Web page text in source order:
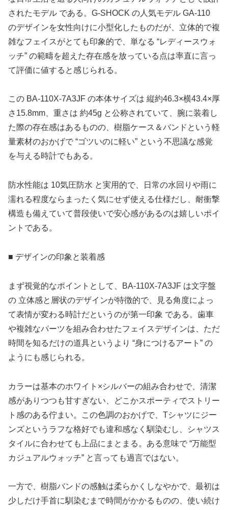
されたモデル である。G‑SHOCK の人気モデル GA‑110
のデザインを女性向けに小型化したものだが、立体的で複
雑なフェイスがとても印象的で、単なる “レディースウォ
ッチ” の範疇を超えた存在感を放っている点は率直に言っ
て評価に値すると感じられる。
この BA‑110X‑7A3JF の本体サイズは 縦約46.3×横43.4×厚
さ15.8mm、重さは 約45g と公称されていて、腕に装着し
た際の存在感はあるものの、樹脂ケース＆バンドという軽
量素材のおかげで “ゴツいのに軽い” という不思議な感覚
を与える時計でもある。
防水性能は 10気圧防水 と実用的で、日常の水回りや雨に
濡れる程度ならまったく気にせず使える仕様だし、耐衝撃
構造も備えていて普段使いで安心感があるのは嬉しいポイ
ントである。
■ デザインの印象と装着感
まず視覚的なポイントとして、BA‑110X‑7A3JF は文字盤
の 立体感と層状のデザインが特徴的で、見る角度によっ
て表情が変わる時計だというのが第一印象 である。歯車
や複雑なパーツを組み合わせたフェイスデザインは、ただ
時間を知るだけの道具というより “身につけるアート” の
ようにも感じられる。
カラーは基本のホワイト×シルバーの組み合わせで、清潔
感がありつつも甘すぎない、どこかスポーティでストリー
ト感のある佇まい。この色調のおかげで、Tシャツにジー
ンズというラフな格好でも違和感なく馴染むし、シャツス
タイルに合わせても上品にまとまる。ある意味で “万能型
カジュアルウォッチ” と言っても過言ではない。
一方で、樹脂バンドの感触は柔らかくしなやかで、最初は
少しだけ手首に馴染むまで時間がかかるものの、使い続け